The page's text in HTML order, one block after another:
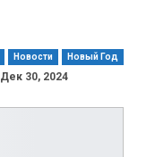
Новости Новый Год
Дек 30, 2024